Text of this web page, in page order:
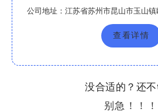
公司地址： 江苏省苏州市昆山市玉山
查看详情
没合适的？还不
别急！！！